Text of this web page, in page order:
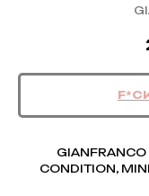
GIANFRANCO
CONDITION,